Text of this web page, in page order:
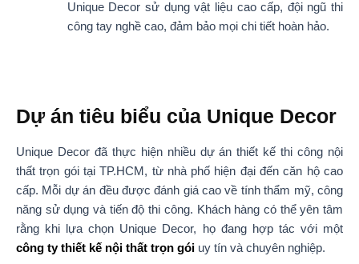
Unique Decor sử dụng vật liệu cao cấp, đội ngũ thi
công tay nghề cao, đảm bảo mọi chi tiết hoàn hảo.
Dự án tiêu biểu của Unique Decor
Unique Decor đã thực hiện nhiều dự án thiết kế thi công nội
thất trọn gói tại TP.HCM, từ nhà phố hiện đại đến căn hộ cao
cấp. Mỗi dự án đều được đánh giá cao về tính thẩm mỹ, công
năng sử dụng và tiến độ thi công. Khách hàng có thể yên tâm
rằng khi lựa chọn Unique Decor, họ đang hợp tác với một
công ty thiết kế nội thất trọn gói uy tín và chuyên nghiệp.